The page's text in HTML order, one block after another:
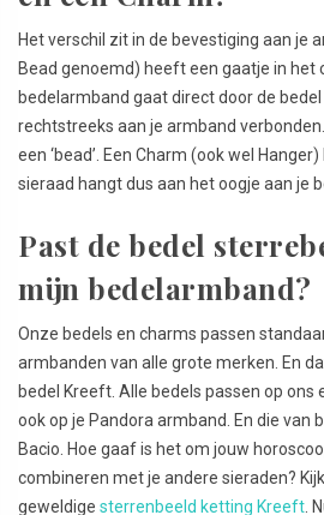
Het verschil zit in de bevestiging aan je
Bead genoemd) heeft een gaatje in het
bedelarmband gaat direct door de bedel
rechtstreeks aan je armband
een ‘bead’. Een Charm (ook wel
sieraad hangt dus aan het oogje aan je
Past de bedel
mijn bedelarmband?
Onze bedels en charms passen
armbanden van alle grote merken. En
bedel Kreeft. Alle bedels passen op
ook op je Pandora armband. En die van
Bacio. Hoe gaaf is het om jouw
combineren met je andere sieraden?
geweldige sterrenbeeld ketting Kreeft .